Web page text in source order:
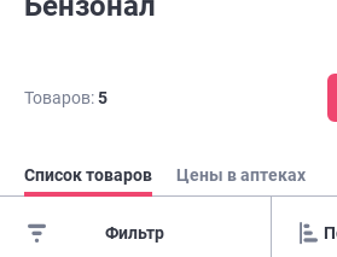
Товаров:5
Список товаров Цены в аптеках
Фильтр